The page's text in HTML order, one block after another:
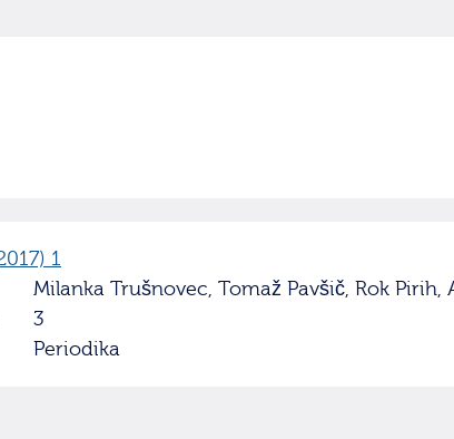
1
Milanka Trušnovec, Tomaž Pavšič, Rok
3
Periodika